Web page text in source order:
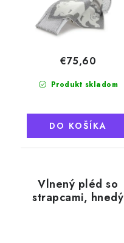
Produkt skladom
€75,60
DO KOŠÍKA
Vlnený pléd so
strapcami, hnedý